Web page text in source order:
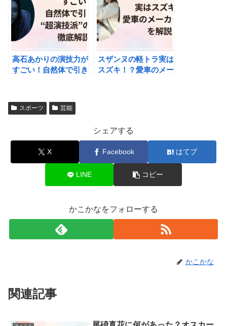
高石あかりの演技力が
すごい！自然体で引き
スザンヌの軽トラ実は
スズキ！？愛車のメー
スポーツ 芸能
シェアする
X Facebook はてブ
LINE コピー
かこかなをフォローする
かこかな
関連記事